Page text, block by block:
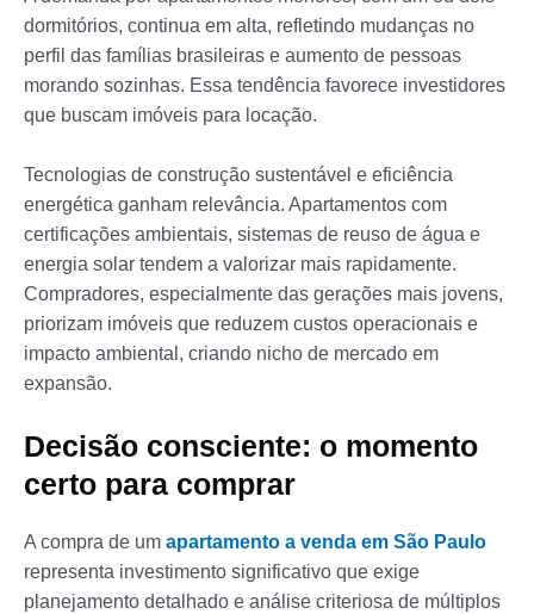
dormitórios, continua em alta, refletindo mudanças no
perfil das famílias brasileiras e aumento de pessoas
morando sozinhas. Essa tendência favorece investidores
que buscam imóveis para locação.
Tecnologias de construção sustentável e eficiência
energética ganham relevância. Apartamentos com
certificações ambientais, sistemas de reuso de água e
energia solar tendem a valorizar mais rapidamente.
Compradores, especialmente das gerações mais jovens,
priorizam imóveis que reduzem custos operacionais e
impacto ambiental, criando nicho de mercado em
expansão.
Decisão consciente: o momento
certo para comprar
A compra de um apartamento a venda em São Paulo
representa investimento significativo que exige
planejamento detalhado e análise criteriosa de múltiplos